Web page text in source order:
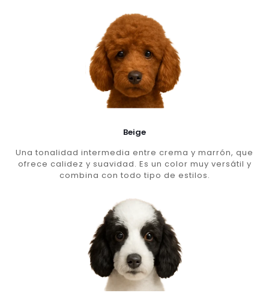
Beige
Una tonalidad intermedia entre crema y marrón, que
ofrece calidez y suavidad. Es un color muy versátil y
combina con todo tipo de estilos.